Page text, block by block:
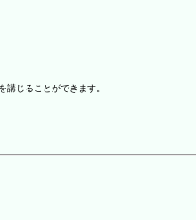
じることができます。